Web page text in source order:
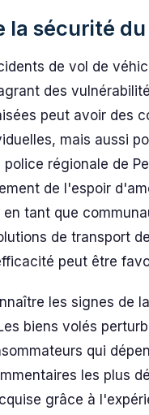
la sécurité
de vol de
des
peut avoir des
mais aussi
régionale de
de l'espoir
en tant que
de transport
peut être
les signes de
biens volés
qui
les plus
grâce à